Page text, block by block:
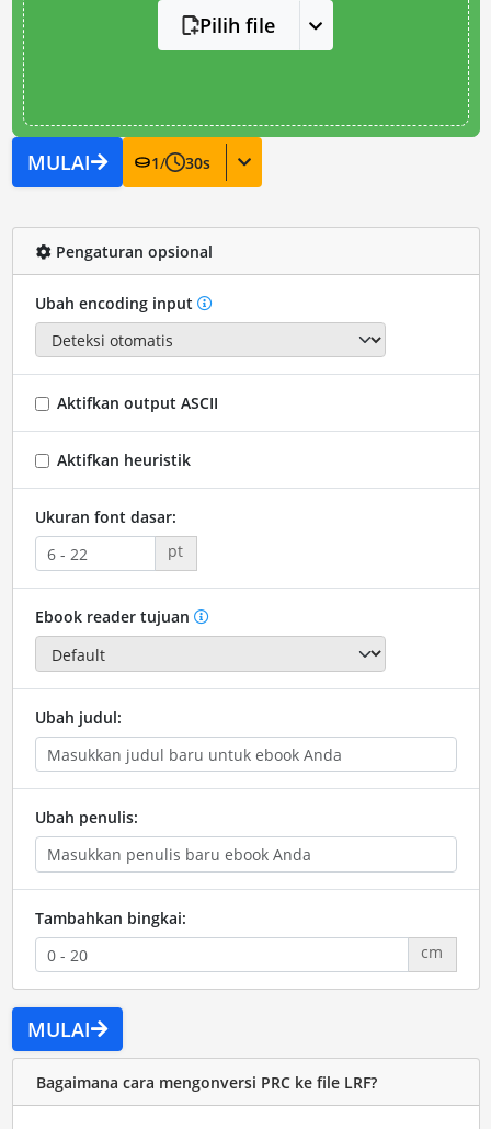
Pilih file
MULAI 1/ 30s
Pengaturan opsional
Ubah encoding input
Aktifkan output ASCII
Aktifkan heuristik
Ukuran font dasar:
pt
Ebook reader tujuan
Ubah judul:
Ubah penulis:
Tambahkan bingkai:
cm
MULAI
Bagaimana cara mengonversi PRC ke file LRF?